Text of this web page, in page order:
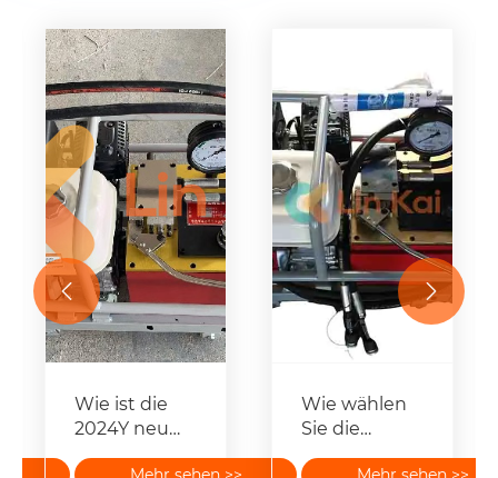
Wie ist die
2024Y neu
Wie wählen
Sie die
 